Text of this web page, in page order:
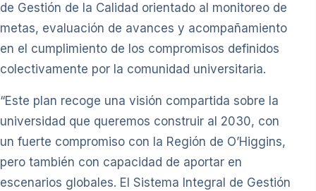
de Gestión de la Calidad orientado al monitoreo de
metas, evaluación de avances y acompañamiento
en el cumplimiento de los compromisos definidos
colectivamente por la comunidad universitaria.
“Este plan recoge una visión compartida sobre la
universidad que queremos construir al 2030, con
un fuerte compromiso con la Región de O’Higgins,
pero también con capacidad de aportar en
escenarios globales. El Sistema Integral de Gestión